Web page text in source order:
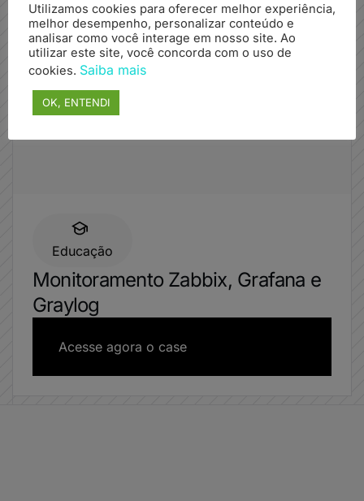
Educação
Monitoramento Zabbix, Grafana e
Graylog
Acesse agora o case
Utilizamos cookies para oferecer melhor experiência,
melhor desempenho, personalizar conteúdo e
analisar como você interage em nosso site. Ao
utilizar este site, você concorda com o uso de
cookies. Saiba mais
OK, ENTENDI